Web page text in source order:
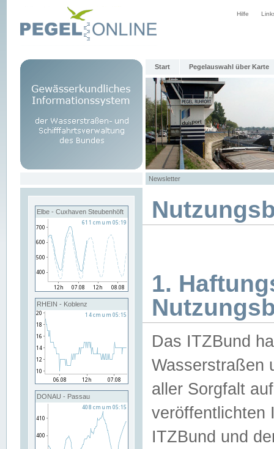
Hilfe
Start Pegelauswahl über Karte
Newsletter
Elbe - Cuxhaven Steubenhöft
RHEIN - Koblenz
DONAU - Passau
1.
Das ITZBund
Wasserstraßen
aller Sorgfalt
veröffentlichten
ITZBund und